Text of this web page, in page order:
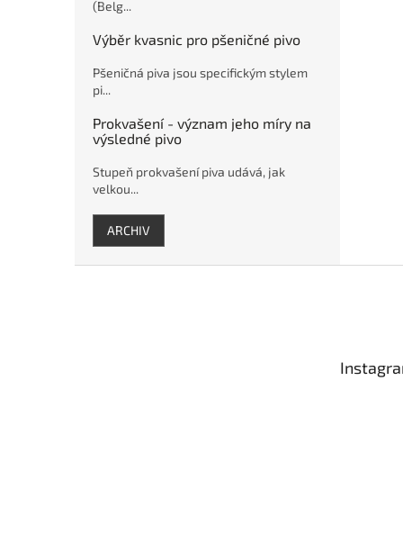
(Belg...
Výběr kvasnic pro pšeničné pivo
Pšeničná piva jsou specifickým stylem
pi...
Prokvašení - význam jeho míry na
výsledné pivo
Stupeň prokvašení piva udává, jak
velkou...
ARCHIV